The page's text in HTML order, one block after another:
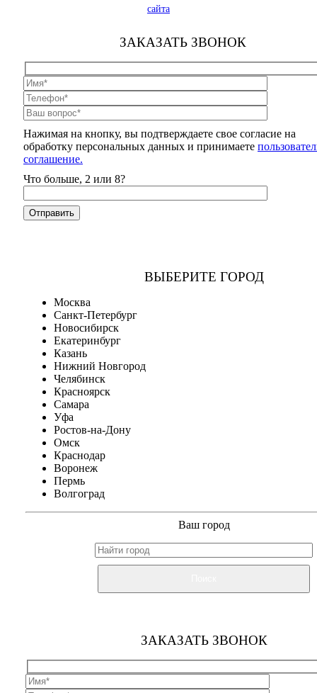
сайта
ЗАКАЗАТЬ ЗВОНОК
Нажимая на кнопку, вы подтверждаете свое согласие на
обработку персональных данных и принимаете
соглашение.
Что больше, 2 или 8?
ВЫБЕРИТЕ ГОРОД
Москва
Санкт-Петербург
Новосибирск
Екатеринбург
Казань
Нижний Новгород
Челябинск
Красноярск
Самара
Уфа
Ростов-на-Дону
Омск
Краснодар
Воронеж
Пермь
Волгоград
Ваш город
ЗАКАЗАТЬ ЗВОНОК